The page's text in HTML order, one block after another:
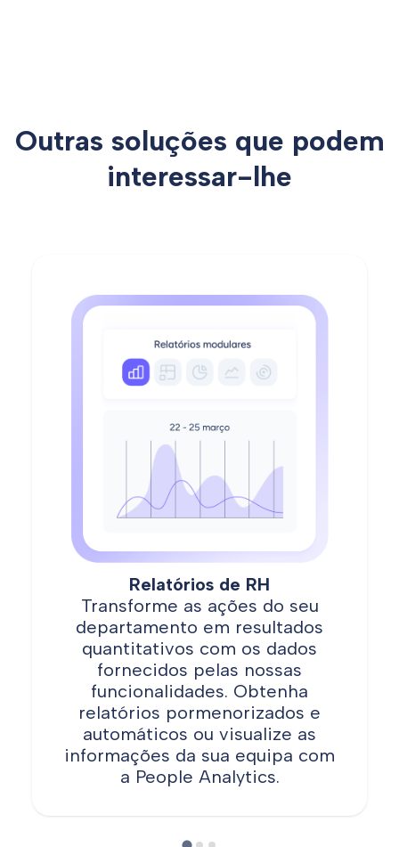
Outras soluções que podem
interessar-lhe
Relatórios de RH
Transforme as ações do seu
departamento em resultados
quantitativos com os dados
fornecidos pelas nossas
funcionalidades. Obtenha
relatórios pormenorizados e
automáticos ou visualize as
informações da sua equipa com
a People Analytics.